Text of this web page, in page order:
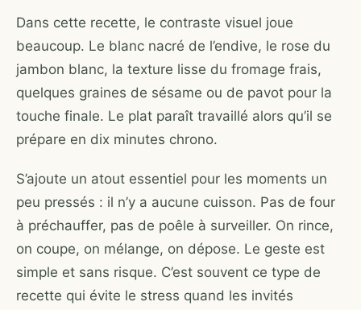
Dans cette recette, le contraste visuel joue
beaucoup. Le blanc nacré de l’endive, le rose du
jambon blanc, la texture lisse du fromage frais,
quelques graines de sésame ou de pavot pour la
touche finale. Le plat paraît travaillé alors qu’il se
prépare en dix minutes chrono.
S’ajoute un atout essentiel pour les moments un
peu pressés : il n’y a aucune cuisson. Pas de four
à préchauffer, pas de poêle à surveiller. On rince,
on coupe, on mélange, on dépose. Le geste est
simple et sans risque. C’est souvent ce type de
recette qui évite le stress quand les invités